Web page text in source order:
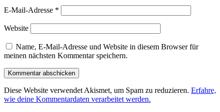
E-Mail-Adresse *
Website
Name, E-Mail-Adresse und Website in diesem Browser für
meinen nächsten Kommentar speichern.
Diese Website verwendet Akismet, um Spam zu reduzieren. Erfahre,
wie deine Kommentardaten verarbeitet werden.